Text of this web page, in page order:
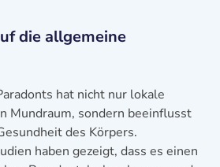
die allgemeine
hat nicht nur lokale
Mundraum, sondern beeinflusst
des Körpers.
haben gezeigt, dass es einen